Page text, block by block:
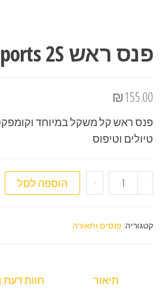
פנס ראש Sunree Sports 2S
₪155.00
פנס ראש קל משקל במיוחד
טיולים וטיפוס
- כמות של פנס ראש Sunree Sports 2S
+ הוספה לסל
קטגוריה: פנסים ותאורה
תיאור חוות דעת